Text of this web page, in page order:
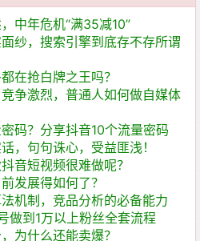
中年危机“满35减10”
纱，搜索引擎到底存不存所谓
在抢白牌之王吗？
争激烈，普通人如何做自媒体
码？分享抖音10个流量密码
，句句诛心，受益匪浅！
音短视频很难做呢？
发展得如何了？
机制，竞品分析的必备能力
做到1万以上粉丝全套流程
为什么还能卖爆？